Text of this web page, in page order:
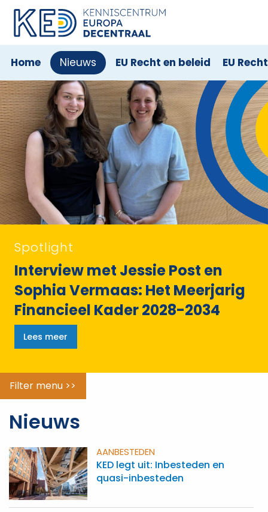
Home Nieuws EU Recht en beleid EU
Spotlight
Interview met Jessie Post en
Sophia Vermaas: Het Meerjarig
Financieel Kader 2028-2034
Lees meer
Filter
Filter menu >>
Nieuws
AANBESTEDEN
KED legt uit: Inbesteden en
quasi-inbesteden